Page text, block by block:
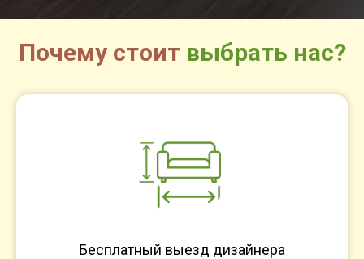
Почему стоит выбрать нас?
Бесплатный выезд дизайнера